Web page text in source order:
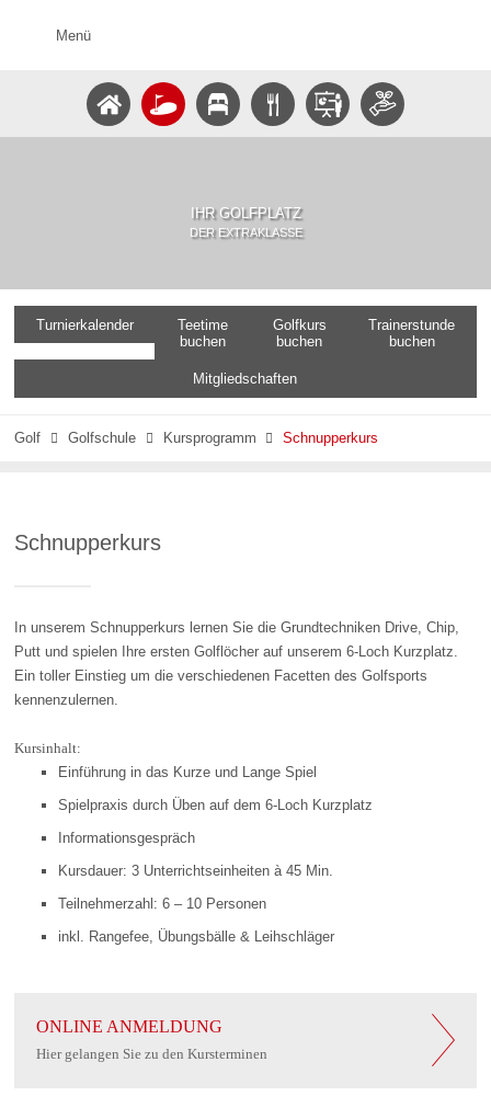
Menü
IHR GOLFPLATZ
DER EXTRAKLASSE
Turnierkalender
Teetime
buchen
Golfkurs
buchen
Trainerstunde
buchen
Mitgliedschaften
Golf  Golfschule  Kursprogramm  Schnupperkurs
Schnupperkurs
In unserem Schnupperkurs lernen Sie die Grundtechniken Drive, Chip,
Putt und spielen Ihre ersten Golflöcher auf unserem 6-Loch Kurzplatz.
Ein toller Einstieg um die verschiedenen Facetten des Golfsports
kennenzulernen.
Kursinhalt:
Einführung in das Kurze und Lange Spiel
Spielpraxis durch Üben auf dem 6-Loch Kurzplatz
Informationsgespräch
Kursdauer: 3 Unterrichtseinheiten à 45 Min.
Teilnehmerzahl: 6 – 10 Personen
inkl. Rangefee, Übungsbälle & Leihschläger
ONLINE ANMELDUNG
Hier gelangen Sie zu den Kursterminen